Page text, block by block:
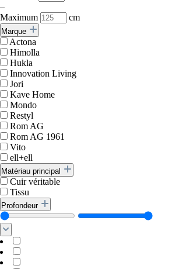
–
Maximum
cm
Marque
Actona
Himolla
Hukla
Innovation Living
Jori
Kave Home
Mondo
Restyl
Rom AG
Rom AG 1961
Vito
ell+ell
Matériau principal
Cuir véritable
Tissu
Profondeur